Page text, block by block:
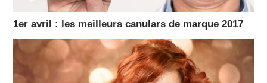
1er avril : les meilleurs canulars de marque 2017